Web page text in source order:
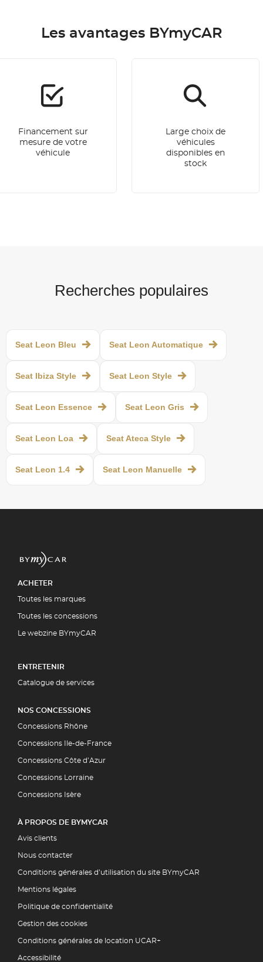
Les avantages BYmyCAR
Financement sur
mesure de votre
véhicule
Large choix de
véhicules
disponibles en
stock
Recherches populaires
Seat Leon Bleu Seat Leon Automatique
Seat Ibiza Style Seat Leon Style
Seat Leon Essence Seat Leon Gris
Seat Leon Loa Seat Ateca Style
Seat Leon 1.4 Seat Leon Manuelle
ACHETER
Toutes les marques
Toutes les concessions
Le webzine BYmyCAR
ENTRETENIR
Catalogue de services
NOS CONCESSIONS
Concessions Rhône
Concessions Ile-de-France
Concessions Côte d’Azur
Concessions Lorraine
Concessions Isère
À PROPOS DE BYMYCAR
Avis clients
Nous contacter
Conditions générales d’utilisation du site BYmyCAR
Mentions légales
Politique de confidentialité
Gestion des cookies
Conditions générales de location UCAR+
Accessibilité